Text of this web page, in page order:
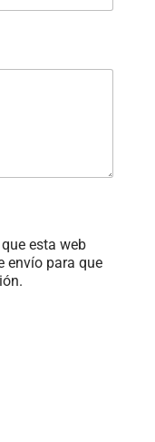
esta web
envío para que